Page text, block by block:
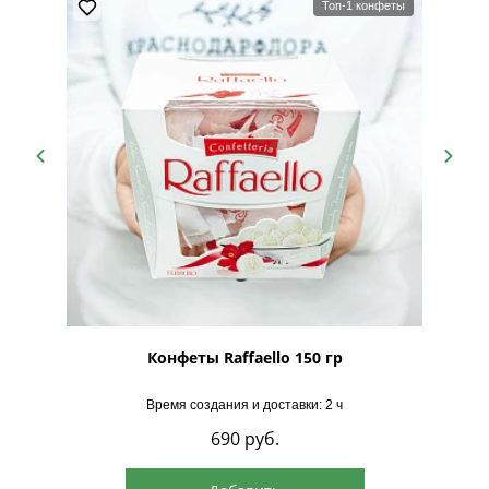
Топ-1 конфеты
Конфеты Raffaello 150 гр
Время создания и доставки: 2 ч
690 руб.